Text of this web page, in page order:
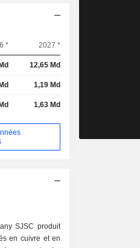
* 2027 *
12,65 Md
1,19 Md
1,63 Md
SJSC produit
en cuivre et en